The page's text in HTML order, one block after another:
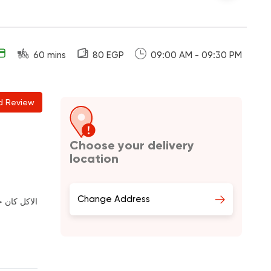
60 mins 80 EGP 09:00 AM - 09:30 PM
Review
الاكل كان
Choose your delivery
location
Change Address